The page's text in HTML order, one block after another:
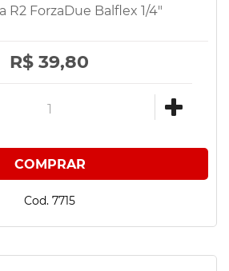
R2 ForzaDue Balflex 1/4"
R$ 39,80
Cod. 7715